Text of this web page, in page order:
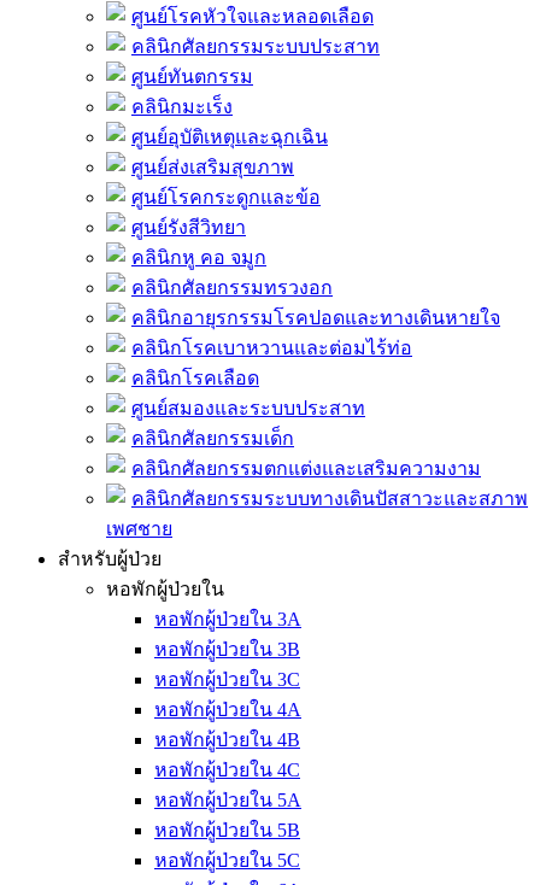
ศูนย์โรคหัวใจและหลอดเลือด
คลินิกศัลยกรรมระบบประสาท
ศูนย์ทันตกรรม
คลินิกมะเร็ง
ศูนย์อุบัติเหตุและฉุกเฉิน
ศูนย์ส่งเสริมสุขภาพ
ศูนย์โรคกระดูกและข้อ
ศูนย์รังสีวิทยา
คลินิกหู คอ จมูก
คลินิกศัลยกรรมทรวงอก
คลินิกอายุรกรรมโรคปอดและทางเดินหายใจ
คลินิกโรคเบาหวานและต่อมไร้ท่อ
คลินิกโรคเลือด
ศูนย์สมองและระบบประสาท
คลินิกศัลยกรรมเด็ก
คลินิกศัลยกรรมตกแต่งและเสริมความงาม
คลินิกศัลยกรรมระบบทางเดินปัสสาวะและสภาพ
เพศชาย
สำหรับผู้ป่วย
หอพักผู้ป่วยใน
หอพักผู้ป่วยใน 3A
หอพักผู้ป่วยใน 3B
หอพักผู้ป่วยใน 3C
หอพักผู้ป่วยใน 4A
หอพักผู้ป่วยใน 4B
หอพักผู้ป่วยใน 4C
หอพักผู้ป่วยใน 5A
หอพักผู้ป่วยใน 5B
หอพักผู้ป่วยใน 5C